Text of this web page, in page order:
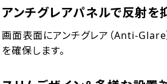
アンチグレアパネルで反射を
画面表面にアンチグレア（Anti-
を確保します。